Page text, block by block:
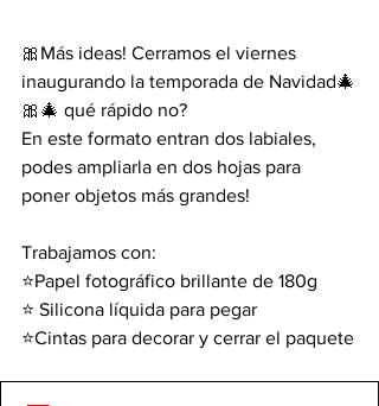
🎀Más ideas! Cerramos el viernes
inaugurando la temporada de Navidad🎄
🎀🎄 qué rápido no?
En este formato entran dos labiales,
podes ampliarla en dos hojas para
poner objetos más grandes!
Trabajamos con:
⭐Papel fotográfico brillante de 180g
⭐ Silicona líquida para pegar
⭐Cintas para decorar y cerrar el paquete